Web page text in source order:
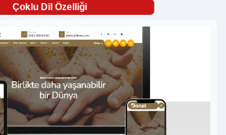
Çoklu Dil Özelliği